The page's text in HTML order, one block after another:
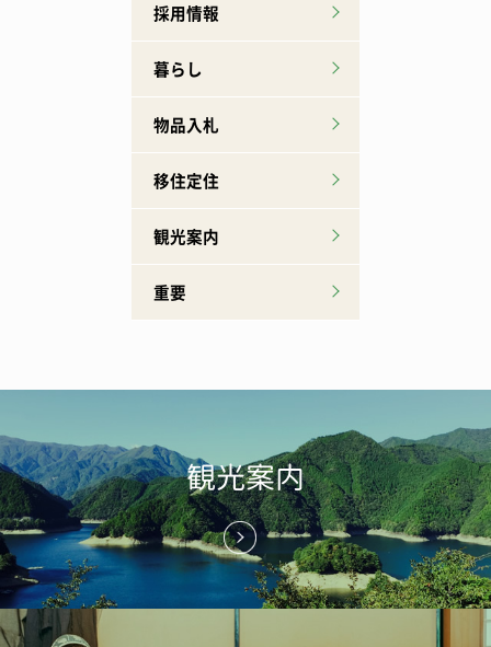
採用情報
暮らし
物品入札
移住定住
観光案内
重要
観光案内